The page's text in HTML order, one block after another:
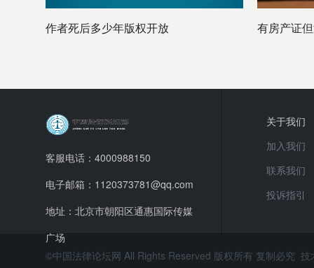
作者死后多少年版权开放 有房产证
客服电话：4000988150
电子邮箱：1120373781@qq.com
地址：北京市朝阳区通惠国际传媒
广场
关于我们
加入我们
联系我们
投诉指引
©中国法律论坛网 All Rights Reserved 版权所有 复制必究 技